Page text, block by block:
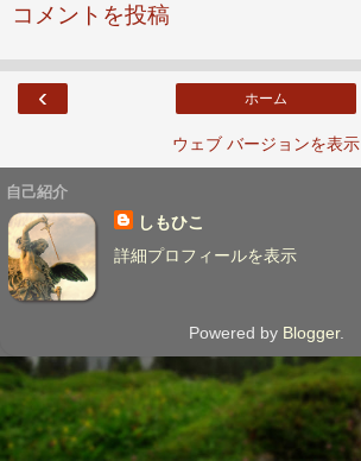
コメントを投稿
‹ ホーム
ウェブ バージョンを表示
自己紹介
しもひこ
詳細プロフィールを表示
Powered by Blogger.